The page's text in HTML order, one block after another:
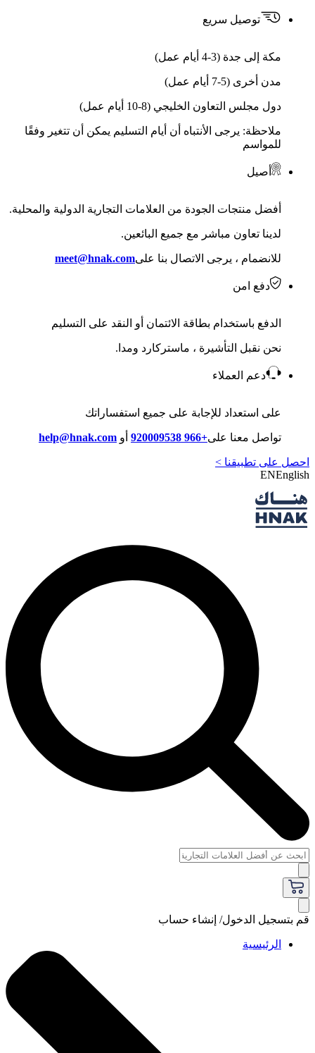
توصيل سريع
مكة إلى جدة (3-4 أيام عمل)
مدن أخرى (5-7 أيام عمل)
دول مجلس التعاون الخليجي (8-10 أيام عمل)
ملاحظة: يرجى الأنتباه أن أيام التسليم يمكن أن تتغير وفقًا
للمواسم
أصيل
أفضل منتجات الجودة من العلامات التجارية الدولية والمحلية.
لدينا تعاون مباشر مع جميع البائعين.
للانضمام ، يرجى الاتصال بنا علىmeet@hnak.com
دفع امن
الدفع باستخدام بطاقة الائتمان أو النقد على التسليم
نحن نقبل التأشيرة ، ماستركارد ومدا.
دعم العملاء
على استعداد للإجابة على جميع استفساراتك
تواصل معنا على+966 920009538 أو help@hnak.com
احصل على تطبيقنا >
ENEnglish
قم بتسجيل الدخول/ إنشاء حساب
الرئيسية